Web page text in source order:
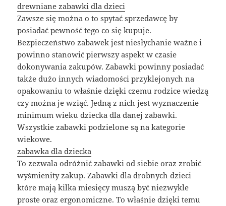
drewniane zabawki dla dzieci
Zawsze się można o to spytać sprzedawcę by
posiadać pewność tego co się kupuje.
Bezpieczeństwo zabawek jest niesłychanie ważne i
powinno stanowić pierwszy aspekt w czasie
dokonywania zakupów. Zabawki powinny posiadać
także dużo innych wiadomości przyklejonych na
opakowaniu to właśnie dzięki czemu rodzice wiedzą
czy można je wziąć. Jedną z nich jest wyznaczenie
minimum wieku dziecka dla danej zabawki.
Wszystkie zabawki podzielone są na kategorie
wiekowe.
zabawka dla dziecka
To zezwala odróżnić zabawki od siebie oraz zrobić
wyśmienity zakup. Zabawki dla drobnych dzieci
które mają kilka miesięcy muszą być niezwykle
proste oraz ergonomiczne. To właśnie dzięki temu